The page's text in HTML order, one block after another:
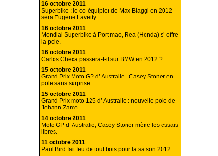
16 octobre 2011
Superbike : le co-équipier de Max Biaggi en 2012
sera Eugene Laverty
16 octobre 2011
Mondial Superbike à Portimao, Rea (Honda) s’ offre
la pole.
16 octobre 2011
Carlos Checa passera-t-il sur BMW en 2012 ?
15 octobre 2011
Grand Prix Moto GP d’ Australie : Casey Stoner en
pole sans surprise.
15 octobre 2011
Grand Prix moto 125 d’ Australie : nouvelle pole de
Johann Zarco.
14 octobre 2011
Moto GP d’ Australie, Casey Stoner mène les essais
libres.
11 octobre 2011
Paul Bird fait feu de tout bois pour la saison 2012